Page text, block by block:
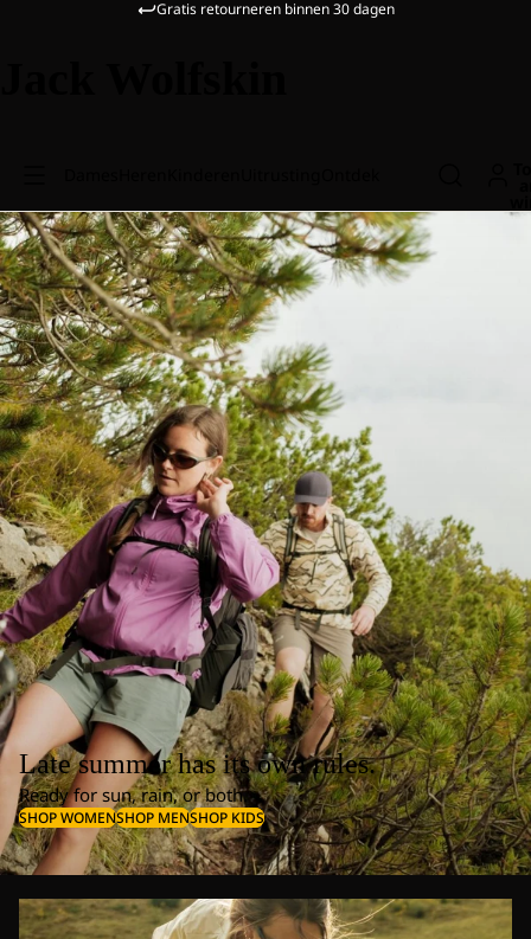
Gratis retourneren binnen 30 dagen
Late summer has its own rules.
Ready for sun, rain, or both.
SHOP WOMENSHOP MENSHOP KIDS